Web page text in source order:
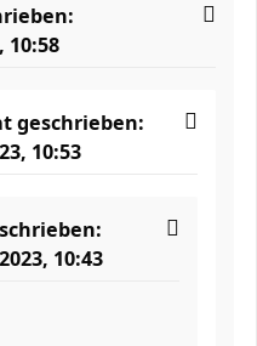
10:58
geschrieben:
10:53
10:43